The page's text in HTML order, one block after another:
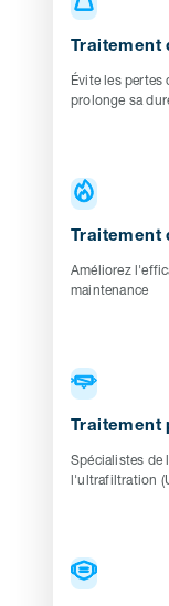
Évite les pertes
prolonge sa
Améliorez
maintenance
Spécialistes de
l'ultrafiltration